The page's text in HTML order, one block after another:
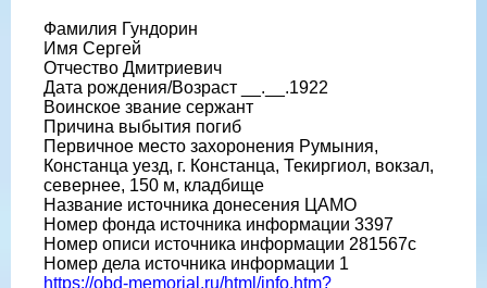
Фамилия Гундорин
Имя Сергей
Отчество Дмитриевич
Дата рождения/Возраст __.__.1922
Воинское звание сержант
Причина выбытия погиб
Первичное место захоронения Румыния,
Констанца уезд, г. Констанца, Текиргиол, вокзал,
севернее, 150 м, кладбище
Название источника донесения ЦАМО
Номер фонда источника информации 3397
Номер описи источника информации 281567с
Номер дела источника информации 1
https://obd-memorial.ru/html/info.htm?